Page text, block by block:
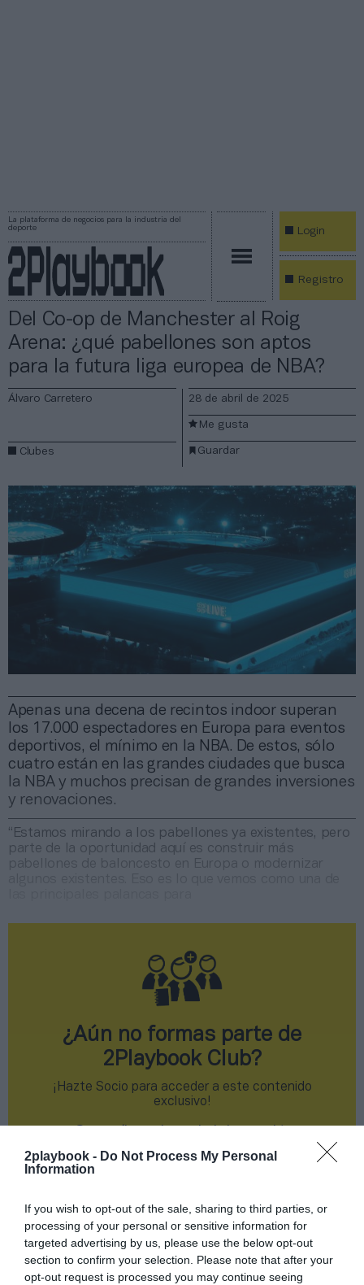
2playbook - Do Not Process My Personal
Information
If you wish to opt-out of the sale, sharing to third parties, or
processing of your personal or sensitive information for
targeted advertising by us, please use the below opt-out
section to confirm your selection. Please note that after your
opt-out request is processed you may continue seeing
La plataforma de negocios para la industria del
deporte
Login
Registro
Del Co-op de Manchester al Roig
Arena: ¿qué pabellones son aptos
para la futura liga europea de NBA?
Apenas una decena de recintos indoor superan
los 17.000 espectadores en Europa para eventos
deportivos, el mínimo en la NBA. De estos, sólo
cuatro están en las grandes ciudades que busca
la NBA y muchos precisan de grandes inversiones
y renovaciones.
Álvaro Carretero
Clubes
28 de abril de 2025
Guardar
Me gusta
“Estamos mirando a los pabellones ya existentes, pero
parte de la oportunidad aquí es construir más
pabellones de baloncesto en Europa o modernizar
¿Aún no formas parte de
2Playbook Club?
¡Hazte Socio para acceder a este contenido
exclusivo!
Compartir
Imprimir